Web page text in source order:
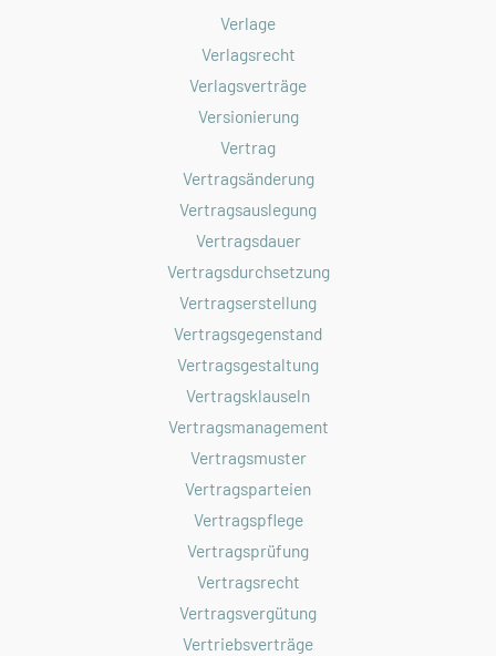
Verlage
Verlagsrecht
Verlagsverträge
Versionierung
Vertrag
Vertragsänderung
Vertragsauslegung
Vertragsdauer
Vertragsdurchsetzung
Vertragserstellung
Vertragsgegenstand
Vertragsgestaltung
Vertragsklauseln
Vertragsmanagement
Vertragsmuster
Vertragsparteien
Vertragspflege
Vertragsprüfung
Vertragsrecht
Vertragsvergütung
Vertriebsverträge